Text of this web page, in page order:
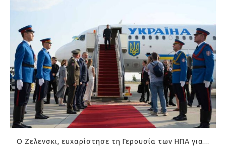
Ο Ζελενσκι, ευχαρίστησε τη Γερουσία των ΗΠΑ για...